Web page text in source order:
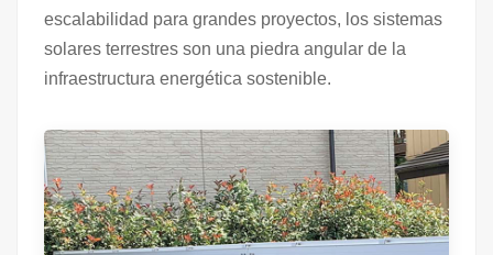
escalabilidad para grandes proyectos, los sistemas
solares terrestres son una piedra angular de la
infraestructura energética sostenible.